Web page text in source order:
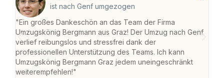
ist nach Genf umgezogen
"Ein großes Dankeschön an das Team der Firma
Umzugskönig Bergmann aus Graz! Der Umzug nach Genf
verlief reibungslos und stressfrei dank der
professionellen Unterstützung des Teams. Ich kann
Umzugskönig Bergmann Graz jedem uneingeschränkt
weiterempfehlen!"